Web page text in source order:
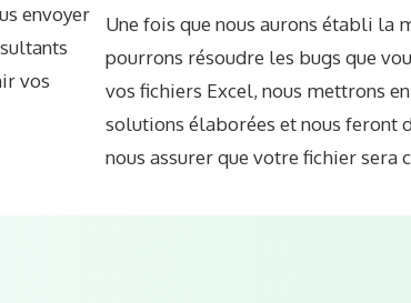
envoyer
vos
Une fois que nous aurons établi la
pourrons résoudre les bugs que
vos fichiers Excel, nous mettrons
solutions élaborées et nous feront
nous assurer que votre fichier sera